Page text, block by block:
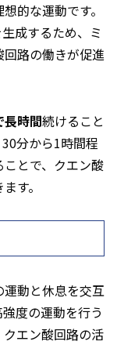
的な運動です。
成するため、ミ
路の働きが促進
長時間続けること
分から1時間程
とで、クエン酸
す。
動と休息を交互
度の運動を行う
エン酸回路の活